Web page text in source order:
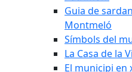
Guia de
Montmeló
Símbols del
La Casa de la
El municipi en